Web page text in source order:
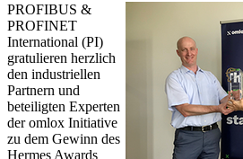
PROFIBUS &
PROFINET
International (PI)
gratulieren herzlich
den industriellen
Partnern und
beteiligten Experten
der omlox Initiative
zu dem Gewinn des
Hermes Awards